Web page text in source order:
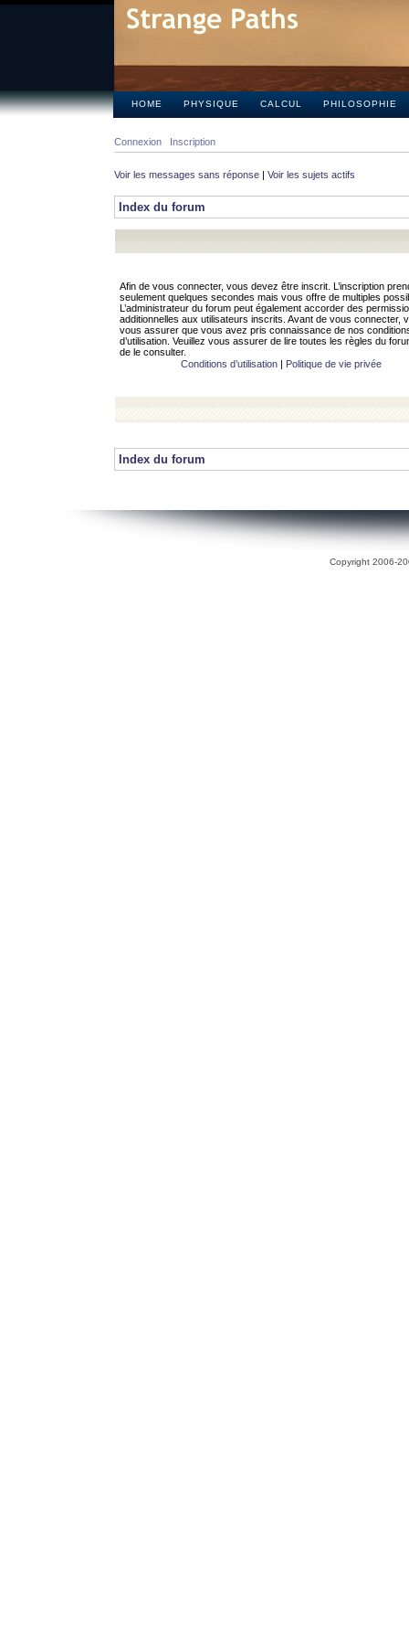
HOME PHYSIQUE CALCUL PHILOSOPHIE
Connexion Inscription
Voir les messages sans réponse | Voir les sujets actifs
Index du forum
Afin de vous connecter, vous devez être inscrit. L’inscription
seulement quelques secondes mais vous offre de multiples
L’administrateur du forum peut également accorder des
additionnelles aux utilisateurs inscrits. Avant de vous connecter,
vous assurer que vous avez pris connaissance de nos
d’utilisation. Veuillez vous assurer de lire toutes les règles du
de le consulter.
Conditions d’utilisation| Politique de vie privée
Index du forum
Copyright 2006-